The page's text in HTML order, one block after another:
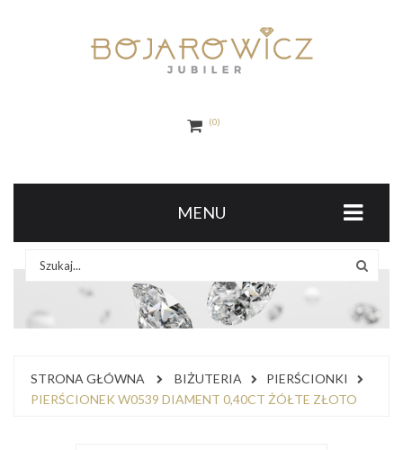
0
MENU
STRONA GŁÓWNA BIŻUTERIA
PIERŚCIONKI
PIERŚCIONEK W0539 DIAMENT 0,40CT ŻÓŁTE ZŁOTO